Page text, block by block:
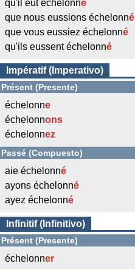
qu'il eût échelonné
que nous eussions échelonné
que vous eussiez échelonné
qu'ils eussent échelonné
Impératif (Imperativo)
Présent (Presente)
échelonne
échelonnons
échelonnez
Passé (Compuesto)
aie échelonné
ayons échelonné
ayez échelonné
Infinitif (Infinitivo)
Présent (Presente)
échelonner